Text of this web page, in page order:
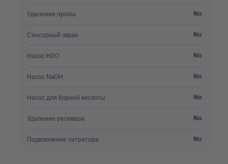
Удаление пробы
: No
Сенсорный экран
: No
Насос H2O
: No
Насос NaOH
: No
Насос для борной кислоты
: No
Удаление ресивера
: No
Подключение титратора
: No